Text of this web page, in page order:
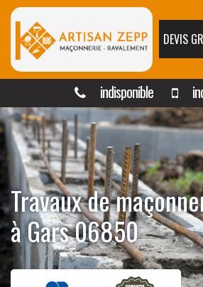
DEVIS
indisponible
Travaux de
à Gars 06850